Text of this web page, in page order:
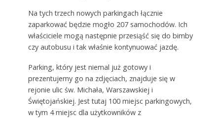
Na tych trzech nowych parkingach łącznie
zaparkować będzie mogło 207 samochodów. Ich
właściciele mogą następnie przesiąść się do bimby
czy autobusu i tak właśnie kontynuować jazdę.
Parking, który jest niemal już gotowy i
prezentujemy go na zdjęciach, znajduje się w
rejonie ulic św. Michała, Warszawskiej i
Świętojańskiej. Jest tutaj 100 miejsc parkingowych,
w tym 4 miejsc dla użytkowników z